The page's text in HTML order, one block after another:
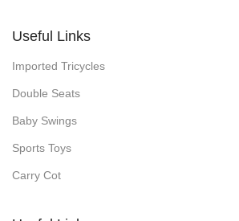
Useful Links
Imported Tricycles
Double Seats
Baby Swings
Sports Toys
Carry Cot